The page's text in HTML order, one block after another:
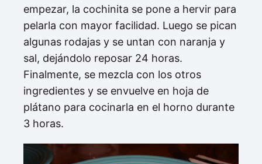
empezar, la cochinita se pone a hervir para
pelarla con mayor facilidad. Luego se pican
algunas rodajas y se untan con naranja y
sal, dejándolo reposar 24 horas.
Finalmente, se mezcla con los otros
ingredientes y se envuelve en hoja de
plátano para cocinarla en el horno durante
3 horas.